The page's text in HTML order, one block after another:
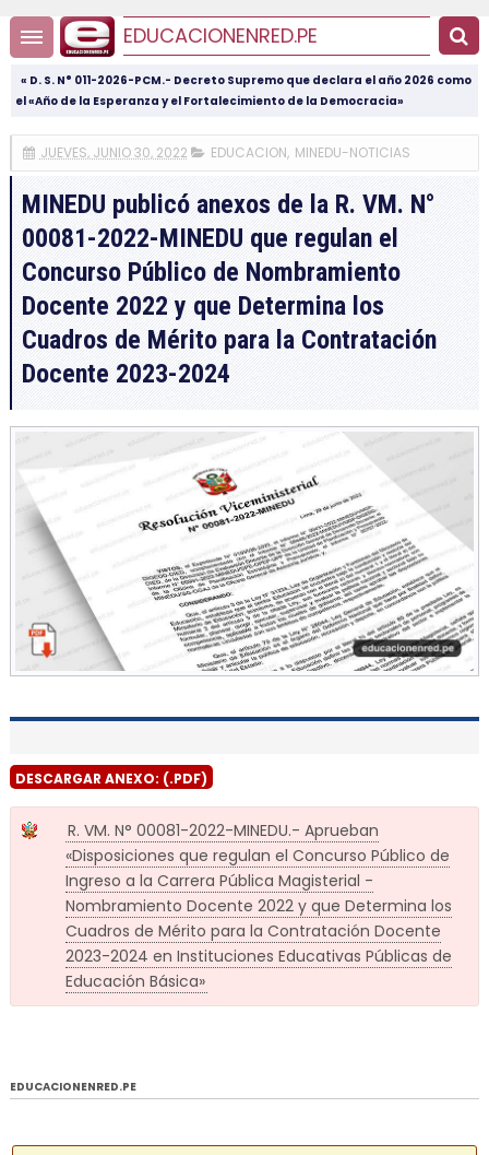
EDUCACIONENRED.PE
« D. S. N° 011-2026-PCM.- Decreto Supremo que declara el año 2026 como
el «Año de la Esperanza y el Fortalecimiento de la Democracia»
JUEVES, JUNIO 30, 2022 EDUCACION, MINEDU-NOTICIAS
MINEDU publicó anexos de la R. VM. N°
00081-2022-MINEDU que regulan el
Concurso Público de Nombramiento
Docente 2022 y que Determina los
Cuadros de Mérito para la Contratación
Docente 2023-2024
DESCARGAR ANEXO: (.PDF)
R. VM. N° 00081-2022-MINEDU.- Aprueban
«Disposiciones que regulan el Concurso Público de
Ingreso a la Carrera Pública Magisterial -
Nombramiento Docente 2022 y que Determina los
Cuadros de Mérito para la Contratación Docente
2023-2024 en Instituciones Educativas Públicas de
Educación Básica»
EDUCACIONENRED.PE